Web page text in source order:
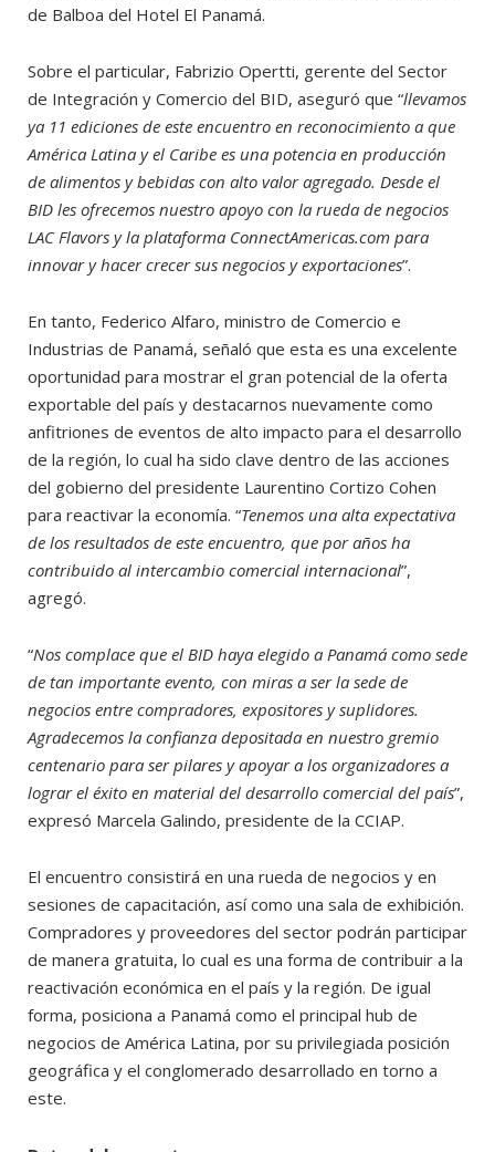
de Balboa del Hotel El Panamá.
Sobre el particular, Fabrizio Opertti, gerente del Sector
de Integración y Comercio del BID, aseguró que “llevamos
ya 11 ediciones de este encuentro en reconocimiento a que
América Latina y el Caribe es una potencia en producción
de alimentos y bebidas con alto valor agregado. Desde el
BID les ofrecemos nuestro apoyo con la rueda de negocios
LAC Flavors y la plataforma ConnectAmericas.com para
innovar y hacer crecer sus negocios y exportaciones”.
En tanto, Federico Alfaro, ministro de Comercio e
Industrias de Panamá, señaló que esta es una excelente
oportunidad para mostrar el gran potencial de la oferta
exportable del país y destacarnos nuevamente como
anfitriones de eventos de alto impacto para el desarrollo
de la región, lo cual ha sido clave dentro de las acciones
del gobierno del presidente Laurentino Cortizo Cohen
para reactivar la economía. “Tenemos una alta expectativa
de los resultados de este encuentro, que por años ha
contribuido al intercambio comercial internacional”,
agregó.
“Nos complace que el BID haya elegido a Panamá como sede
de tan importante evento, con miras a ser la sede de
negocios entre compradores, expositores y suplidores.
Agradecemos la confianza depositada en nuestro gremio
centenario para ser pilares y apoyar a los organizadores a
lograr el éxito en material del desarrollo comercial del país”,
expresó Marcela Galindo, presidente de la CCIAP.
El encuentro consistirá en una rueda de negocios y en
sesiones de capacitación, así como una sala de exhibición.
Compradores y proveedores del sector podrán participar
de manera gratuita, lo cual es una forma de contribuir a la
reactivación económica en el país y la región. De igual
forma, posiciona a Panamá como el principal hub de
negocios de América Latina, por su privilegiada posición
geográfica y el conglomerado desarrollado en torno a
este.